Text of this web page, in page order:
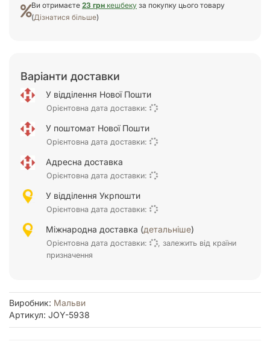
Ви отримаєте 23 грн кешбеку за покупку цього товару
(Дізнатися більше)
Варіанти доставки
У відділення Нової Пошти
Орієнтовна дата доставки:
У поштомат Нової Пошти
Орієнтовна дата доставки:
Адресна доставка
Орієнтовна дата доставки:
У відділення Укрпошти
Орієнтовна дата доставки:
Міжнародна доставка (детальніше)
Орієнтовна дата доставки:
, залежить від країни
призначення
Виробник: Мальви
Артикул: JOY-5938